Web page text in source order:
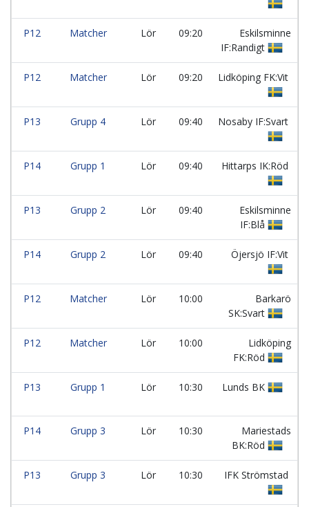
P12 Matcher Lör 09:20
Eskilsminne
IF:Randigt
P12 Matcher Lör 09:20 Lidköping FK:Vit
P13 Grupp 4 Lör 09:40 Nosaby IF:Svart
P14 Grupp 1 Lör 09:40 Hittarps IK:Röd
P13 Grupp 2 Lör 09:40
Eskilsminne
IF:Blå
P14 Grupp 2 Lör 09:40 Öjersjö IF:Vit
P12 Matcher Lör 10:00
Barkarö
SK:Svart
P12 Matcher Lör 10:00
Lidköping
FK:Röd
P13 Grupp 1 Lör 10:30 Lunds BK
P14 Grupp 3 Lör 10:30
Mariestads
BK:Röd
P13 Grupp 3 Lör 10:30 IFK Strömstad